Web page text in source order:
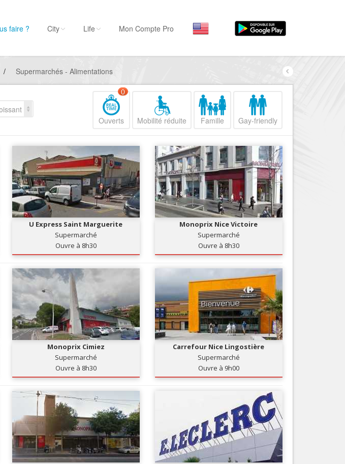
faire ?
Hôtels, ...
Visiter
Sortir
Restaurants, ...
Commerces
Mode, ...
Loisirs
Plages, sports, ...
Services
Tourisme, ...
Par quartiers
Nice Promenade du
Nice le Port
Nice le Vieux Nice
Nice le Coeur de Ville
Nice les Collines Niçoises
Nice le petit Marais Niçois
Nice la plaine du Var
Nice Aéroport
City Life Mon Compte Pro
/ Supermarchés - Alimentations
Ouverts
0
Mobilité réduite Famille Gay-friendly
U Express Saint Marguerite
Supermarché
Ouvre à 8h30
Monoprix Nice Victoire
Supermarché
Ouvre à 8h30
Monoprix Cimiez
Supermarché
Ouvre à 8h30
Carrefour Nice Lingostière
Supermarché
Ouvre à 9h00